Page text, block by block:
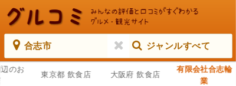
合志市 ジャンルすべて
のお
東京都 飲食店 大阪府 飲食店
有限会社合志輪
業